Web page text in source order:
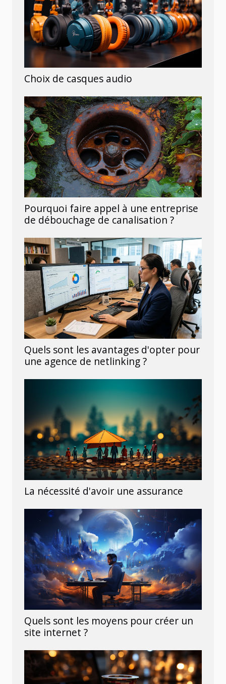
Choix de casques audio
Pourquoi faire appel à une entreprise
de débouchage de canalisation ?
Quels sont les avantages d'opter pour
une agence de netlinking ?
La nécessité d'avoir une assurance
Quels sont les moyens pour créer un
site internet ?